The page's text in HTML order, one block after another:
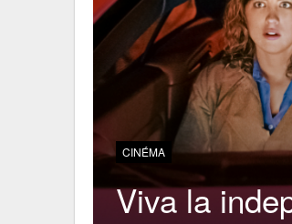
CINÉMA
Viva la